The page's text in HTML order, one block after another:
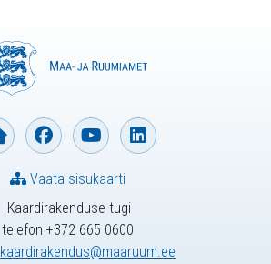
Kaardirakenduse tugi
telefon +372 665 0600
kaardirakendus@maaruum.ee
Vaata sisukaarti